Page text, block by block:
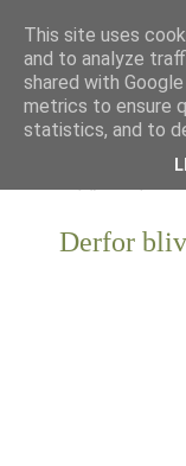
Derfor
This site uses
and to analyze
shared with
metrics to ensure
statistics, and to